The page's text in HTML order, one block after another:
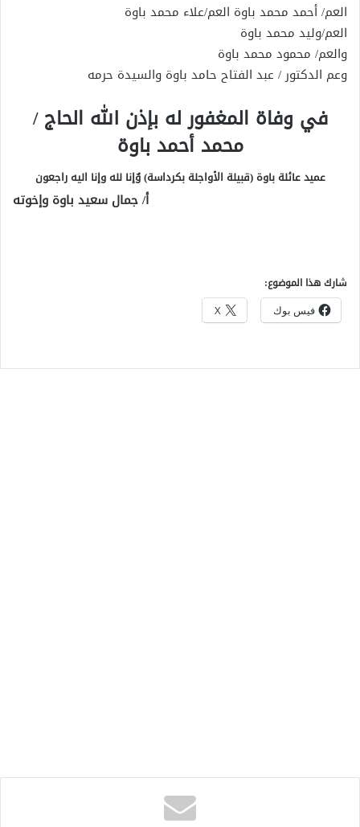
العم/ أحمد محمد باوة العم/علاء محمد باوة
العم/وليد محمد باوة
والعم/ محمود محمد باوة
وعم الدكتور / عبد الفتاح حامد باوة والسيدة حرمه
في وفاة المغفور له بإذن الله الحاج /
محمد أحمد باوة
عميد عائلة باوة (قبيلة الأواجلة بكرداسة) وٌإنا لله وإنا اليه راجعون
أ/ جمال سعيد باوة وإخوته
شارك هذا الموضوع:
فيس بوك X